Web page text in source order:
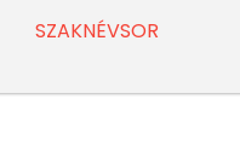
SZAKNÉVSOR